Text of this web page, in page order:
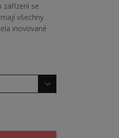
zařízení se
všechny
inovované